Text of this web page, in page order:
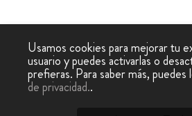
Como colofón a esta fascinante
por la escalinata que conecta el
elBalcón del Mediterráneo
Usamos cookies para mejorar tu
usuario y puedes activarlas o
prefieras. Para saber más, puedes
de privacidad..